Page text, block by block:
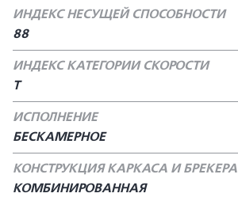
ИНДЕКС НЕСУЩЕЙ СПОСОБНОСТИ
88
ИНДЕКС КАТЕГОРИИ СКОРОСТИ
Т
ИСПОЛНЕНИЕ
БЕСКАМЕРНОЕ
КОНСТРУКЦИЯ КАРКАСА И БРЕКЕРА
КОМБИНИРОВАННАЯ